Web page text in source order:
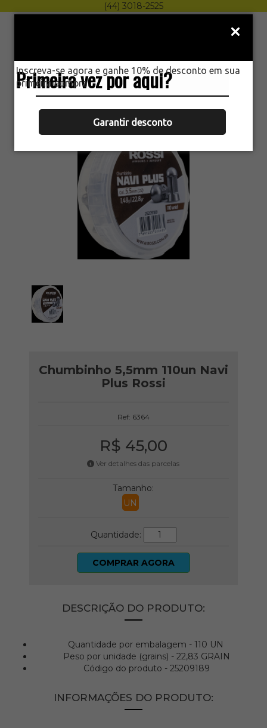
Primeira vez por aqui?
Inscreva-se agora e ganhe 10% de desconto em sua
primeira compra.
Garantir desconto
(44) 3018-2525
Menu
HOME
CHUMBINHO 5,5MM 110UN NAVI PLUS
ROSSI
Chumbinho 5,5mm 110un Navi
Plus Rossi
Ref: 6364
R$ 45,00
Ver detalhes das parcelas
Tamanho:
UN
Quantidade:
COMPRAR AGORA
DESCRIÇÃO DO PRODUTO:
Quantidade por embalagem - 110 UN
Peso por unidade (grains) - 22,83 GRAIN
Código do produto - 25209189
INFORMAÇÕES DO PRODUTO: